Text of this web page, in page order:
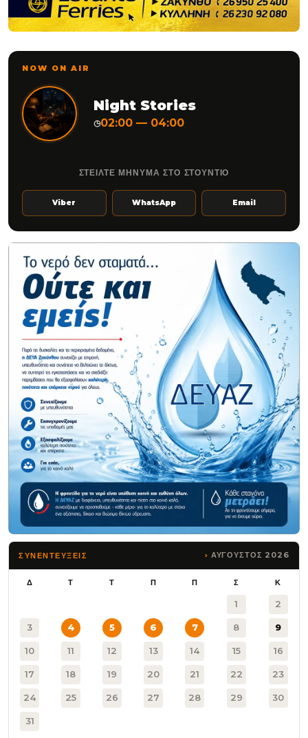
NOW ON AIR
Night Stories
◷02:00 — 04:00
ΣΤΕΙΛΤΕ ΜΗΝΥΜΑ ΣΤΟ ΣΤΟΥΝΤΙΟ
Viber WhatsApp Email
ΣΥΝΕΝΤΕΥΞΕΙΣ ΑΥΓΟΥΣΤΟΣ 2026
Δ Τ Τ Π Π Σ Κ
1 2
3 4 5 6 7 8 9
10 11 12 13 14 15 16
17 18 19 20 21 22 23
24 25 26 27 28 29 30
31